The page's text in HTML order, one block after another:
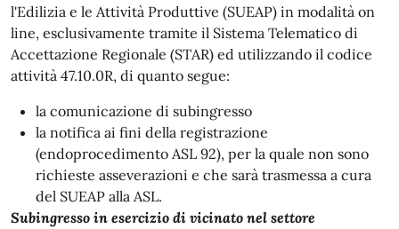
l'Edilizia e le Attività Produttive (SUEAP) in modalità on
line, esclusivamente tramite il Sistema Telematico di
Accettazione Regionale (STAR) ed utilizzando il codice
attività 47.10.0R, di quanto segue:
la comunicazione di subingresso
la notifica ai fini della registrazione
(endoprocedimento ASL 92), per la quale non sono
richieste asseverazioni e che sarà trasmessa a cura
del SUEAP alla ASL.
Subingresso in esercizio di vicinato nel settore